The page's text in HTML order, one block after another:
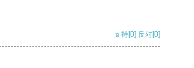
支持[0] 反对[0]